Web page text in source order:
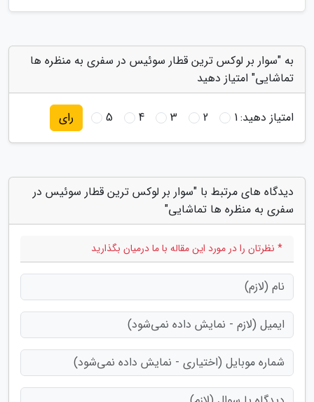
به "سوار بر لوکس ترین قطار سوئیس در سفری به منظره ها
تماشایی" امتیاز دهید
امتیاز دهید:1
2
3
4
5 رای
دیدگاه های مرتبط با "سوار بر لوکس ترین قطار سوئیس در
سفری به منظره ها تماشایی"
* نظرتان را در مورد این مقاله با ما درمیان بگذارید